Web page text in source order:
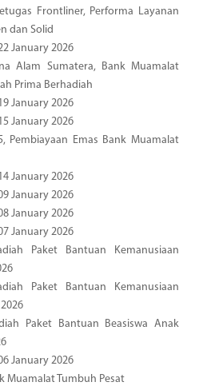
Frontliner, Performa Layanan
dan Solid
January 2026
Alam Sumatera, Bank Muamalat
Prima Berhadiah
January 2026
January 2026
Pembiayaan Emas Bank Muamalat
January 2026
January 2026
January 2026
January 2026
Paket Bantuan Kemanusiaan
Paket Bantuan Kemanusiaan
Paket Bantuan Beasiswa Anak
January 2026
Muamalat Tumbuh Pesat